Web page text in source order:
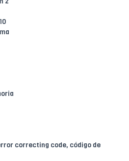
correcting code, código de